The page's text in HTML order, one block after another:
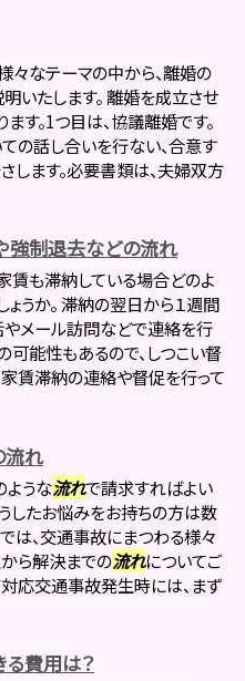
々なテーマの中から、離婚の
いたします。 離婚を成立させ
す。1つ目は、協議離婚です。
の話し合いを行ない、合意す
します。必要書類は、夫婦双方
強制退去などの流れ
賃も滞納している場合どのよ
うか。 滞納の翌日から１週間
メール訪問などで連絡を行
可能性もあるので、しつこい督
家賃滞納の連絡や督促を行って
流れ
ような流れで請求すればよい
したお悩みをお持ちの方は数
は、交通事故にまつわる様々
ら解決までの流れについてご
応交通事故発生時には、まず
費用は？